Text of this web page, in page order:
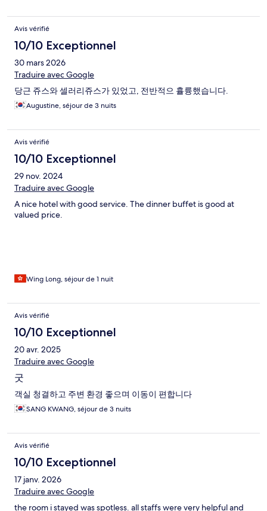
Avis vérifié
10/10 Exceptionnel
30 mars 2026
Traduire avec Google
당근 쥬스와 셀러리쥬스가 있었고, 전반적으 휼륭했습니다.
Augustine, séjour de 3 nuits
Avis vérifié
10/10 Exceptionnel
29 nov. 2024
Traduire avec Google
A nice hotel with good service. The dinner buffet is good at
valued price.
Wing Long, séjour de 1 nuit
Avis vérifié
10/10 Exceptionnel
20 avr. 2025
Traduire avec Google
굿
객실 청결하고 주변 환경 좋으며 이동이 편합니다
SANG KWANG, séjour de 3 nuits
Avis vérifié
10/10 Exceptionnel
17 janv. 2026
Traduire avec Google
the room i stayed was spotless. all staffs were very helpful and